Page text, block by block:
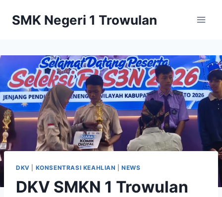
SMK Negeri 1 Trowulan
DKV KONSENTRASI KEAHLIAN |NEWS
DKV SMKN 1 Trowulan